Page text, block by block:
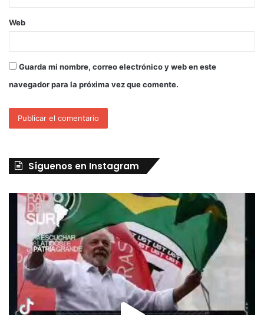
Web
Guarda mi nombre, correo electrónico y web en este
navegador para la próxima vez que comente.
Síguenos en Instagram